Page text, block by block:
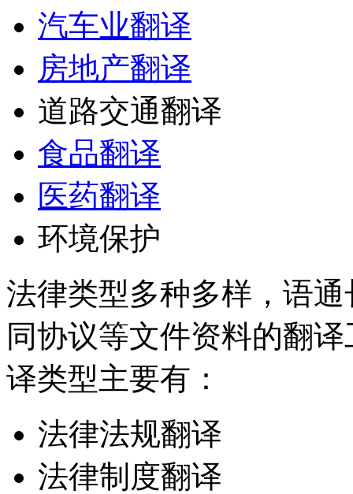
汽车业翻译
房地产翻译
道路交通翻译
食品翻译
医药翻译
环境保护
法律类型多种多样，语
同协议等文件资料的翻
译类型主要有：
法律法规翻译
法律制度翻译